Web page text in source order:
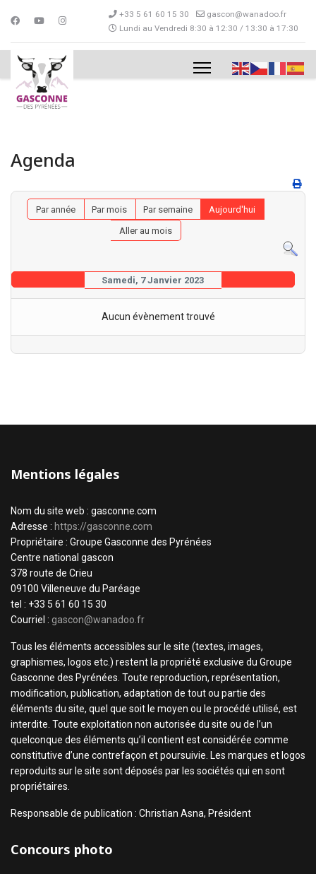
+33 5 61 60 15 30
gascon@wanadoo.fr
Lundi au Vendredi 8:30 à 12:30 / 13:30 à 17:30
Agenda
Par année Par mois Par semaine
Aujourd'hui
Aller au mois
Samedi, 7 Janvier 2023
Aucun évènement trouvé
Mentions légales
Nom du site web : gasconne.com
Adresse : https://gasconne.com
Propriétaire : Groupe Gasconne des Pyrénées
Centre national gascon
378 route de Crieu
09100 Villeneuve du Paréage
tel : +33 5 61 60 15 30
Courriel : gascon@wanadoo.fr
Tous les éléments accessibles sur le site (textes, images,
graphismes, logos etc.) restent la propriété exclusive du Groupe
Gasconne des Pyrénées. Toute reproduction, représentation,
modification, publication, adaptation de tout ou partie des
éléments du site, quel que soit le moyen ou le procédé utilisé, est
interdite. Toute exploitation non autorisée du site ou de l’un
quelconque des éléments qu’il contient est considérée comme
constitutive d’une contrefaçon et poursuivie. Les marques et logos
reproduits sur le site sont déposés par les sociétés qui en sont
propriétaires.
Responsable de publication : Christian Asna, Président
Concours photo